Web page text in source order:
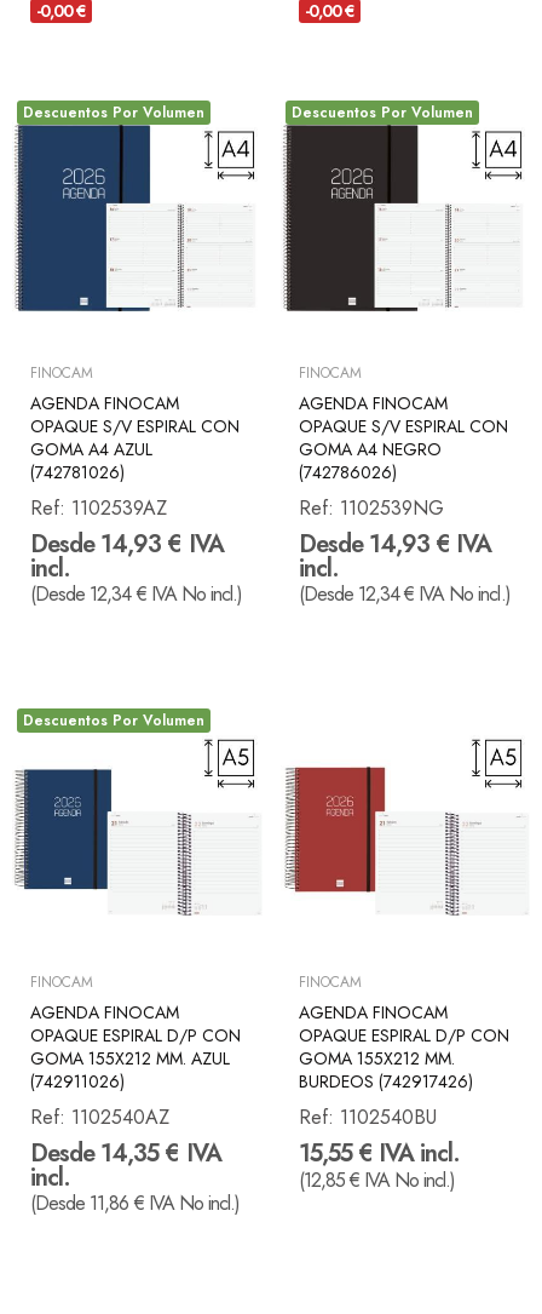
-0,00 € -0,00 €
Descuentos Por Volumen
FINOCAM
AGENDA FINOCAM
OPAQUE S/V ESPIRAL CON
GOMA A4 AZUL
(742781026)
Ref: 1102539AZ
Desde 14,93 € IVA
incl.
(Desde 12,34 € IVA No incl.)
Descuentos Por Volumen
FINOCAM
AGENDA FINOCAM
OPAQUE S/V ESPIRAL CON
GOMA A4 NEGRO
(742786026)
Ref: 1102539NG
Desde 14,93 € IVA
incl.
(Desde 12,34 € IVA No incl.)
Descuentos Por Volumen
FINOCAM
AGENDA FINOCAM
OPAQUE ESPIRAL D/P CON
GOMA 155X212 MM. AZUL
(742911026)
Ref: 1102540AZ
Desde 14,35 € IVA
incl.
(Desde 11,86 € IVA No incl.)
FINOCAM
AGENDA FINOCAM
OPAQUE ESPIRAL D/P CON
GOMA 155X212 MM.
BURDEOS (742917426)
Ref: 1102540BU
15,55 € IVA incl.
(12,85 € IVA No incl.)